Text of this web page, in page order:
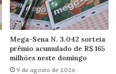
Mega-Sena N. 3.042 sorteia
prêmio acumulado de R$ 165
milhões neste domingo
9 de agosto de 2026